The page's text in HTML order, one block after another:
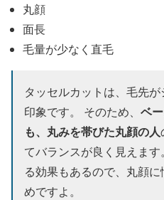
丸顔
面長
毛量が少なく直毛
タッセルカットは、毛先
印象です。 そのため、 ベ
も、丸みを帯びた丸顔の人
てバランスが良く見えま
る効果もあるので、丸顔
めですよ。